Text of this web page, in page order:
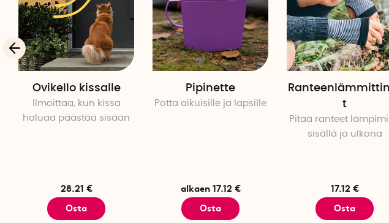
Ovikello kissalle
Ilmoittaa, kun kissa
haluaa päästää sisään
28.21 €
Osta
Pipinette
Potta aikuisille ja lapsille
alkaen 17.12 €
Osta
t
Pitää ranteet
sisällä ja ulkona
17.12 €
Osta